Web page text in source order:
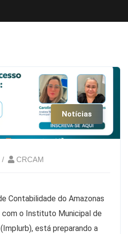
Notícias
CRCAM
Contabilidade do Amazonas
com o Instituto Municipal de
está preparando a